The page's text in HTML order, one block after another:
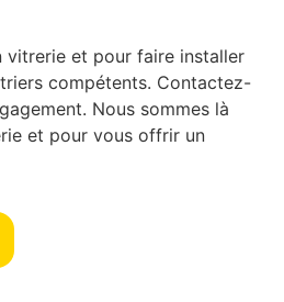
vitrerie et pour faire installer
compétents. Contactez-
Nous sommes là
et pour vous offrir un